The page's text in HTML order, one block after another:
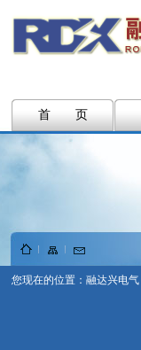
首 页
您现在的位置： 融达兴电气